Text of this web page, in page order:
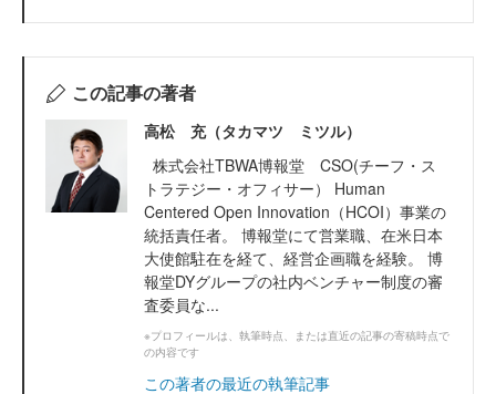
この記事の著者
高松 充（タカマツ ミツル）
株式会社TBWA博報堂 CSO(チーフ・ス
トラテジー・オフィサー） Human
Centered Open Innovation（HCOI）事業の
統括責任者。 博報堂にて営業職、在米日本
大使館駐在を経て、経営企画職を経験。 博
報堂DYグループの社内ベンチャー制度の審
査委員な...
※プロフィールは、執筆時点、または直近の記事の寄稿時点で
の内容です
この著者の最近の執筆記事